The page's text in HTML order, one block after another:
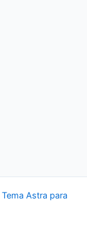
Tema Astra para